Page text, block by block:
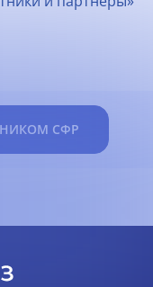
СФР